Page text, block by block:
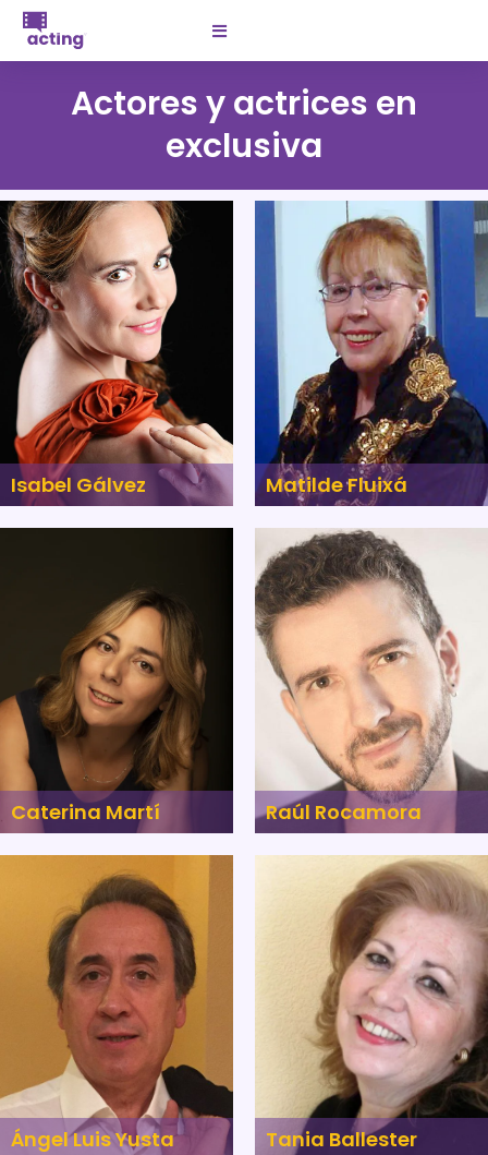
Actores y actrices en
exclusiva
Isabel Gálvez Matilde Fluixá
Caterina Martí Raúl Rocamora
Ángel Luis Yusta Tania Ballester